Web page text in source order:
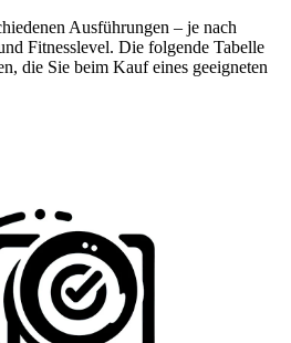
Ausführungen – je nach
Fitnesslevel. Die folgende Tabelle
die Sie beim Kauf eines geeigneten